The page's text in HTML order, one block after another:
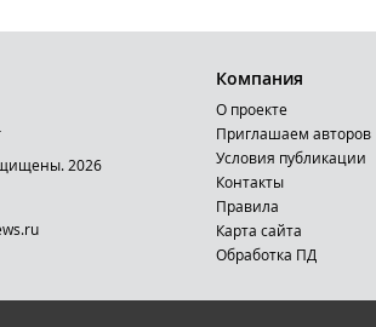
2026
Компания
О проекте
Приглашаем авторов
Условия публикации
Контакты
Правила
Карта сайта
Обработка ПД